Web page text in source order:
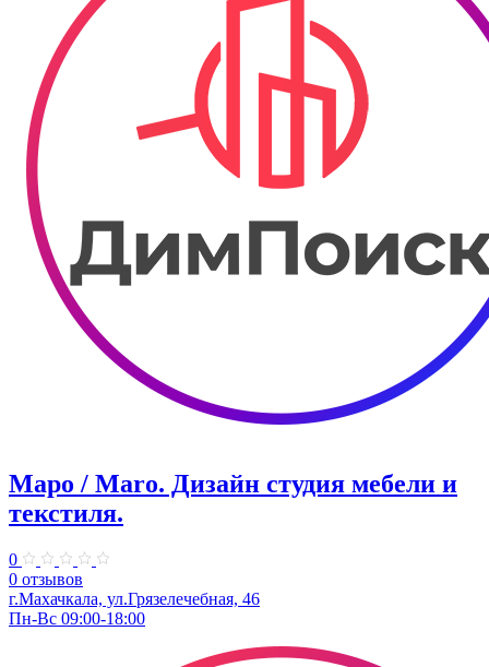
Маро / Maro. Дизайн студия мебели и
текстиля.
0
0 отзывов
г.Махачкала, ​ул.Грязелечебная, 46
Пн-Вс 09:00-18:00